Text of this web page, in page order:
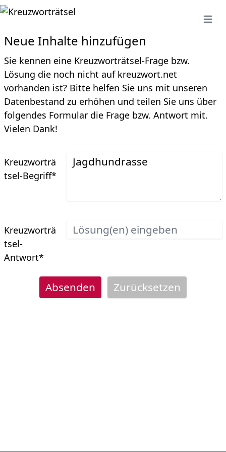
Open
Neue Inhalte hinzufügen
Sie kennen eine Kreuzworträtsel-Frage bzw.
Lösung die noch nicht auf kreuzwort.net
vorhanden ist? Bitte helfen Sie uns mit unseren
Datenbestand zu erhöhen und teilen Sie uns über
folgendes Formular die Frage bzw. Antwort mit.
Vielen Dank!
Kreuzworträ
tsel-Begriff*
Kreuzworträ
tsel-
Antwort*
Absenden Zurücksetzen